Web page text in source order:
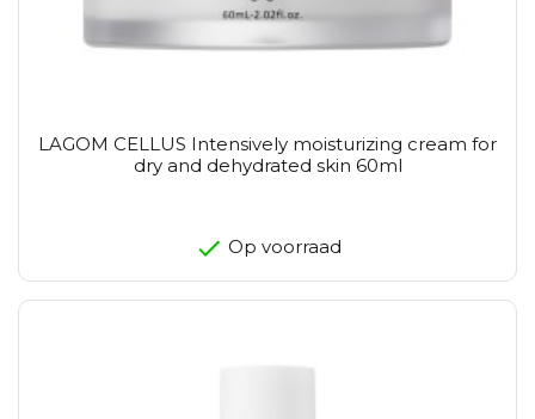
LAGOM CELLUS Intensively moisturizing cream for
dry and dehydrated skin 60ml
Op voorraad